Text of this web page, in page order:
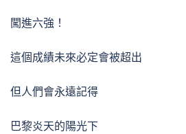
闖進六強！
這個成績未來必定會被超出
但人們會永遠記得
巴黎炎天的陽光下